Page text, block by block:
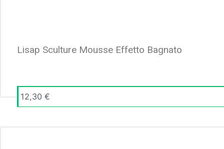
Lisap Sculture Mousse Effetto Bagnato
12,30 €